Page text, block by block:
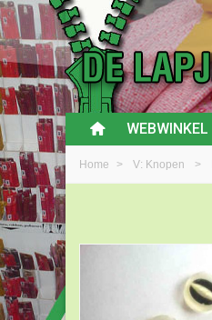
WEBWINKEL
Home > V: Knopen >